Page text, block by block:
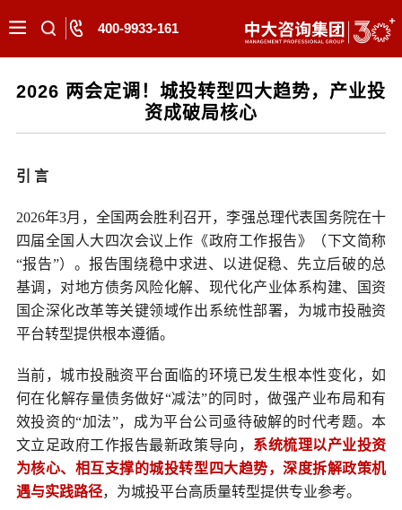
400-9933-161
2026 两会定调！城投转型四大趋势，产业投
资成破局核心
引 言
2026年3月，全国两会胜利召开，李强总理代表国务院在十
四届全国人大四次会议上作《政府工作报告》（下文简称
“报告”）。报告围绕稳中求进、以进促稳、先立后破的总
基调，对地方债务风险化解、现代化产业体系构建、国资
国企深化改革等关键领域作出系统性部署，为城市投融资
平台转型提供根本遵循。
当前，城市投融资平台面临的环境已发生根本性变化，如
何在化解存量债务做好“减法”的同时，做强产业布局和有
效投资的“加法”，成为平台公司亟待破解的时代考题。本
文立足政府工作报告最新政策导向， 系统梳理以产业投资
为核心、相互支撑的城投转型四大趋势，深度拆解政策机
遇与实践路径，为城投平台高质量转型提供专业参考。